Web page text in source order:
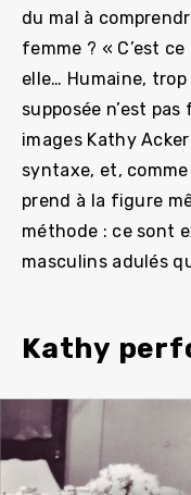
du mal à
femme ? « C’est
elle… Humaine,
supposée n’est
images Kathy
syntaxe, et, comme
prend à la figure
méthode : ce sont
masculins adulés
Kathy